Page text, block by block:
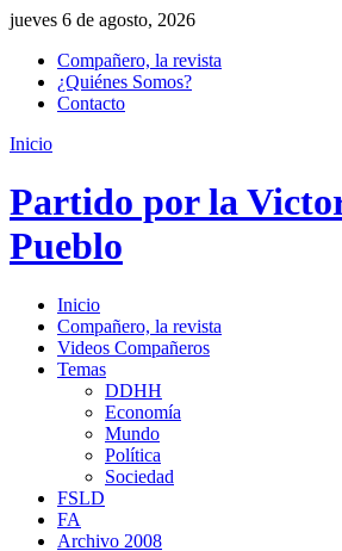
jueves 6 de agosto, 2026
Compañero, la revista
¿Quiénes Somos?
Contacto
Inicio
Partido por la
Pueblo
Inicio
Compañero, la revista
Videos Compañeros
Temas
DDHH
Economía
Mundo
Política
Sociedad
FSLD
FA
Archivo 2008